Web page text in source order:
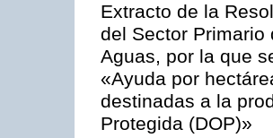
Extracto de la
del Sector Primario
Aguas, por la que
«Ayuda por
destinadas a la
Protegida (DOP)»